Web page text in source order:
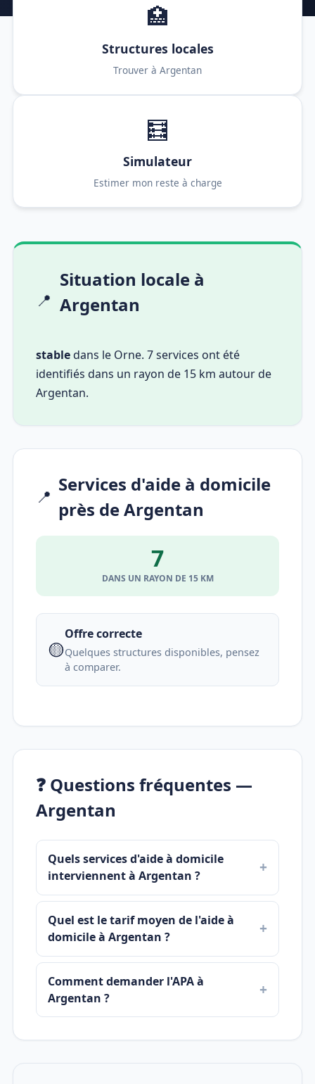
🏥
Structures locales
Trouver à Argentan
🧮
Simulateur
Estimer mon reste à charge
📍
Situation locale à
Argentan
stabledans le Orne. 7 services ont été
identifiés dans un rayon de 15 km autour de
Argentan.
📍
Services d'aide à domicile
près de Argentan
7
DANS UN RAYON DE 15 KM
🟡
Offre correcte
Quelques structures disponibles, pensez
à comparer.
❓ Questions fréquentes —
Argentan
Quels services d'aide à domicile
interviennent à Argentan ?
Quel est le tarif moyen de l'aide à
domicile à Argentan ?
Comment demander l'APA à
Argentan ?